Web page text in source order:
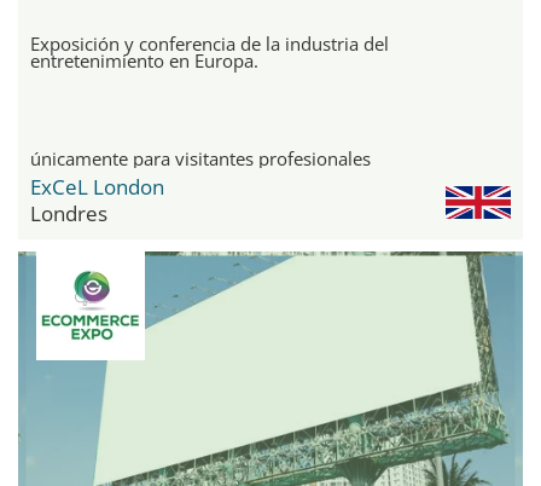
Exposición y conferencia de la industria del
entretenimiento en Europa.
únicamente para visitantes profesionales
ExCeL London
Londres